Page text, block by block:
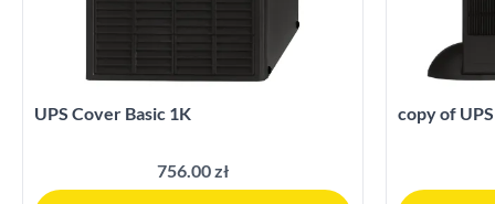
UPS Cover Basic 1K
756.00 zł
copy of